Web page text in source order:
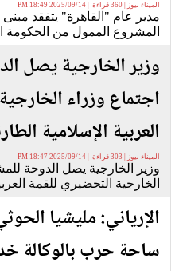
الميناء نيوز | 360 قراءة | 2025/09/14 18:49 PM
المشروع الممول من الحكومة
وزير الخارجية يصل
اجتماع وزراء
العربية الإسلامية
الميناء نيوز | 303 قراءة | 2025/09/14 18:47 PM
وزير الخارجية يصل الدوحة
الخارجية التحضيري للقمة
الإرياني: مليشيا
ساحة حرب بالوكالة